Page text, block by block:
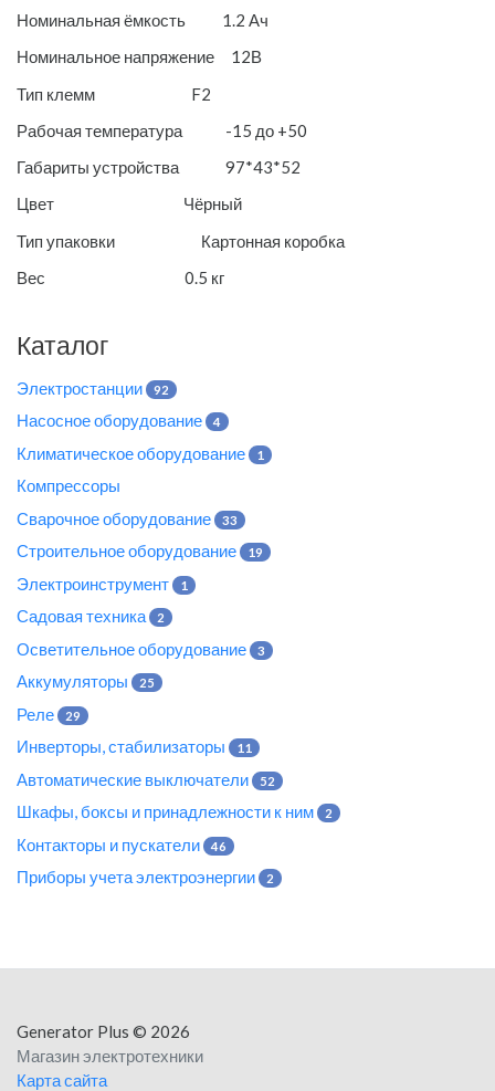
Номинальная ёмкость 1.2 Ач
Номинальное напряжение 12В
Тип клемм F2
Рабочая температура -15 до +50
Габариты устройства 97*43*52
Цвет Чёрный
Тип упаковки Картонная коробка
Вес 0.5 кг
Каталог
Электростанции 92
Насосное оборудование 4
Климатическое оборудование 1
Компрессоры
Сварочное оборудование
33
Строительное оборудование 19
Электроинструмент 1
Садовая техника 2
Осветительное оборудование 3
Аккумуляторы 25
Реле 29
Инверторы, стабилизаторы 11
Автоматические выключатели 52
Шкафы, боксы и принадлежности к ним 2
Контакторы и пускатели 46
Приборы учета электроэнергии 2
Generator Plus © 2026
Магазин электротехники
Карта сайта